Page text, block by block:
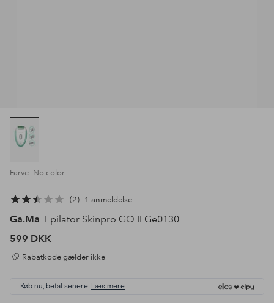
Farve: No color
2 1 anmeldelse
Ga.Ma Epilator Skinpro GO II Ge0130
599 DKK
Rabatkode gælder ikke
Køb nu, betal senere. Læs mere